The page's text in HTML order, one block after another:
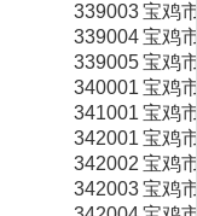
339003宝鸡
339004宝鸡
339005宝鸡
340001 宝鸡
341001 宝鸡
342001 宝鸡
342002 宝鸡
342003宝鸡